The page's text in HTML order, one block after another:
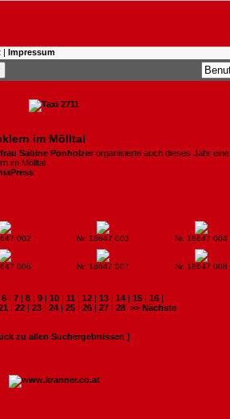
| Impressum
im Mölltal
Sabine Ponholzer organisierte auch dieses Jahr eine
im Mölltal.
002 Nr. 18647 003 Nr. 18647 004
006 Nr. 18647 007 Nr. 18647 008
6 | 7 | 8 | 9 | 10 | 11 | 12 | 13 | 14 | 15 | 16 |
| 22 | 23 | 24 | 25 | 26 | 27 | 28 >> Nächste
zu allen Suchergebnissen ]